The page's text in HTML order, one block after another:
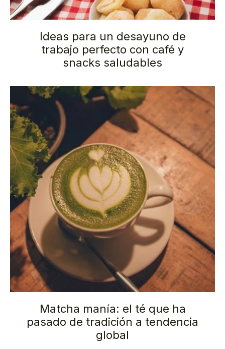
Ideas para un desayuno de
trabajo perfecto con café y
snacks saludables
Matcha manía: el té que ha
pasado de tradición a tendencia
global